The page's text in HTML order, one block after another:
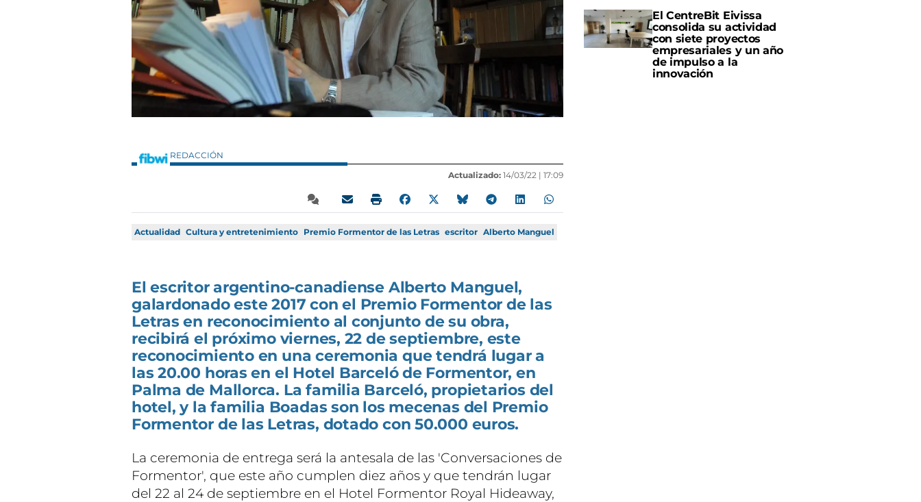
REDACCIÓN
Actualizado: 14/03/22 | 17:09
Actualidad Cultura y entretenimiento Premio Formentor de las Letras escritor Alberto Manguel
El escritor argentino-canadiense Alberto Manguel,
galardonado este 2017 con el Premio Formentor de las
Letras en reconocimiento al conjunto de su obra,
recibirá el próximo viernes, 22 de septiembre, este
reconocimiento en una ceremonia que tendrá lugar a
las 20.00 horas en el Hotel Barceló de Formentor, en
Palma de Mallorca. La familia Barceló, propietarios del
hotel, y la familia Boadas son los mecenas del Premio
Formentor de las Letras, dotado con 50.000 euros.
La ceremonia de entrega será la antesala de las 'Conversaciones de
Formentor', que este año cumplen diez años y que tendrán lugar
del 22 al 24 de septiembre en el Hotel Formentor Royal Hideaway,
El CentreBit Eivissa
consolida su actividad
con siete proyectos
empresariales y un año
de impulso a la
innovación